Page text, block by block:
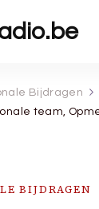
Bijdragen
team,
BIJDRAGEN